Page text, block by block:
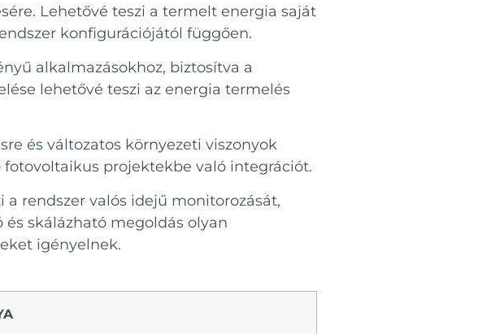
Lehetővé teszi a termelt energia saját
konfigurációjától függően.
alkalmazásokhoz, biztosítva a
lehetővé teszi az energia termelés
és változatos környezeti viszonyok
projektekbe való integrációt.
rendszer valós idejű monitorozását,
skálázható megoldás olyan
igényelnek.